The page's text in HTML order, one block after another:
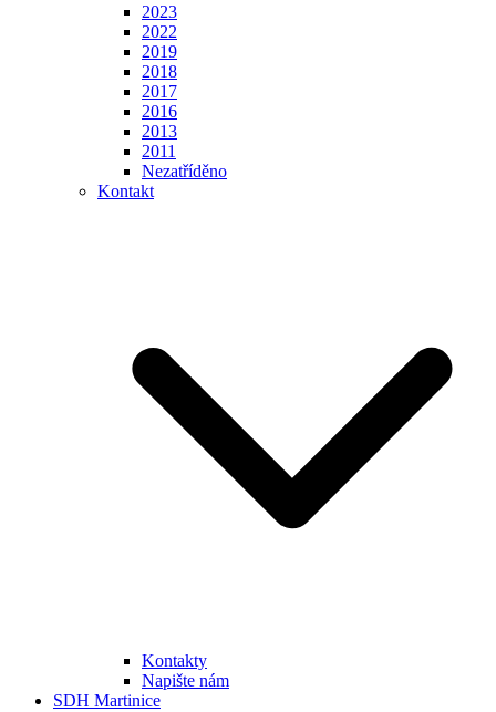
2023
2022
2019
2018
2017
2016
2013
2011
Nezatříděno
Kontakt
Kontakty
Napište nám
SDH Martinice